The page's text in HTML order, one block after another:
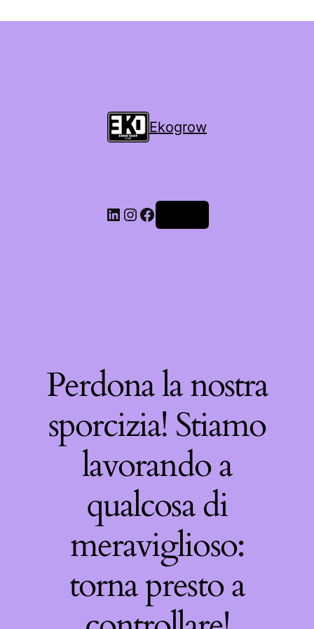
Ekogrow
Perdona la nostra
sporcizia! Stiamo
lavorando a
qualcosa di
meraviglioso:
torna presto a